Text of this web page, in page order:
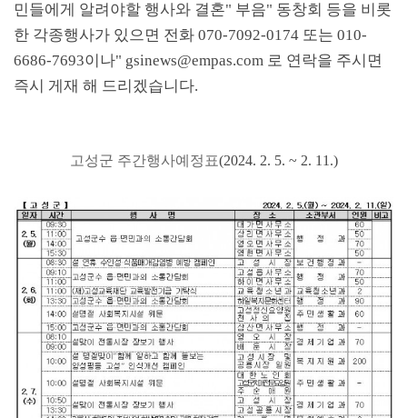
민들에게 알려야할 행사와 결혼" 부음" 동창회 등을 비롯
한 각종행사가 있으면 전화 070-7092-0174 또는 010-
6686-7693이나" gsinews@empas.com 로 연락을 주시면
즉시 게재 해 드리겠습니다.
고성군 주간행사예정표(2024. 2. 5. ~ 2. 11.)